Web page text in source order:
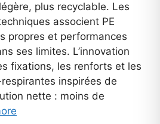
plus recyclable. Les
associent PE
propres et performances
ses limites. L’innovation
fixations, les renforts et les
inspirées de
nette : moins de